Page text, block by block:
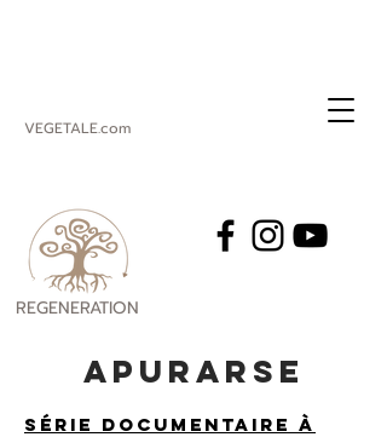
VEGETALE.com
REGENERATION
Apurarse
Série documentaire à